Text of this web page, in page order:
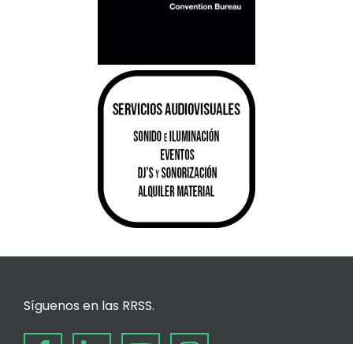
Síguenos en las RRSS.